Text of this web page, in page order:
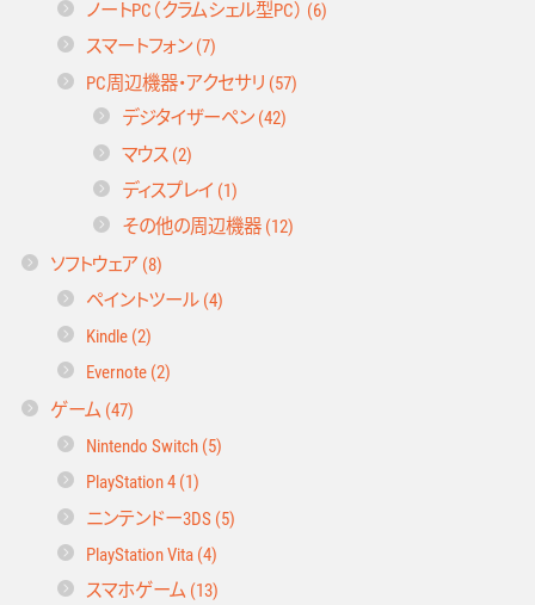
ノートPC（クラムシェル型PC） (6)
スマートフォン (7)
PC周辺機器・アクセサリ (57)
デジタイザーペン (42)
マウス (2)
ディスプレイ (1)
その他の周辺機器 (12)
ソフトウェア (8)
ペイントツール (4)
Kindle (2)
Evernote (2)
ゲーム (47)
Nintendo Switch (5)
PlayStation 4 (1)
ニンテンドー3DS (5)
PlayStation Vita (4)
スマホゲーム (13)